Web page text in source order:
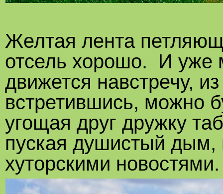
Желтая лента
отсель хорошо. И уже
движется навстречу,
встретившись, можно
угощая друг дружку
пуская душистый дым,
хуторскими новостями.